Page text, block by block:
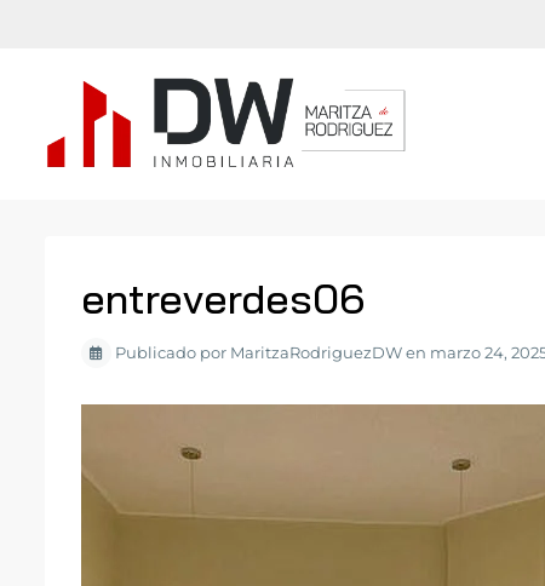
entreverdes06
Publicado por MaritzaRodriguezDW en marzo 24,